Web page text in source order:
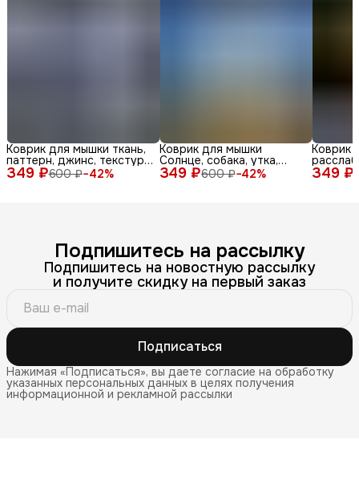
349 ₽600 ₽−42%
Коврик для мышки ткань,
паттерн, джинс, текстура,
синий, бел 349 ₽600 ₽−42%
Коврик для мышки
Солнце, собака, утка,
очки, море, доска, ле 349 ₽
Коврик
Подпишитесь на рассылку
Подпишитесь на новостную рассылку
и получите скидку на первый заказ
Подписаться
Нажимая «Подписаться», вы даете согласие на обработку
указанных персональных данных в целях получения
информационной и рекламной рассылки